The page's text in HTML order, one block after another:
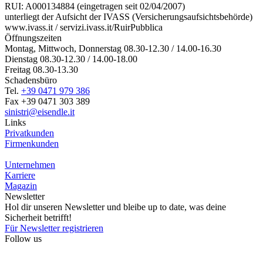
RUI: A000134884 (eingetragen seit 02/04/2007)
unterliegt der Aufsicht der IVASS (Versicherungsaufsichtsbehörde)
www.ivass.it / servizi.ivass.it/RuirPubblica
Öffnungszeiten
Montag, Mittwoch, Donnerstag 08.30-12.30 / 14.00-16.30
Dienstag 08.30-12.30 / 14.00-18.00
Freitag 08.30-13.30
Schadensbüro
Tel. +39 0471 979 386
Fax +39 0471 303 389
sinistri@eisendle.it
Links
Privatkunden
Firmenkunden
Unternehmen
Karriere
Magazin
Newsletter
Hol dir unseren Newsletter und bleibe up to date, was deine
Sicherheit betrifft!
Für Newsletter registrieren
Follow us